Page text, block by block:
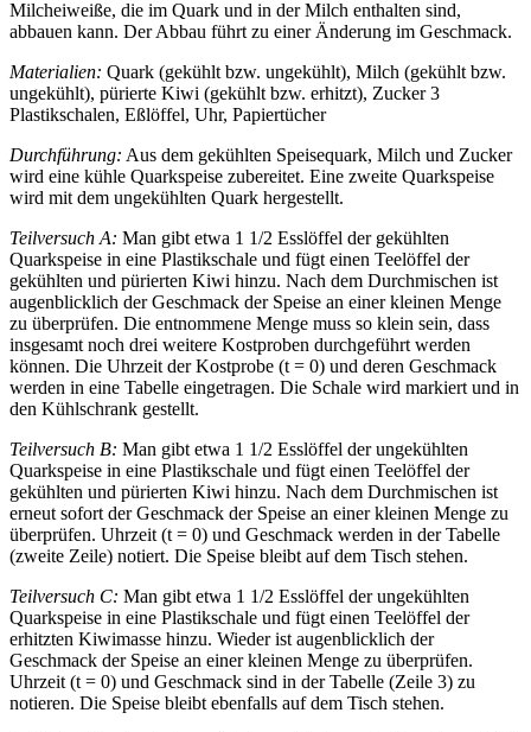
Milcheiweiße, die im Quark und in der Milch enthalten sind,
abbauen kann. Der Abbau führt zu einer Änderung im Geschmack.
Materialien: Quark (gekühlt bzw. ungekühlt), Milch (gekühlt bzw.
ungekühlt), pürierte Kiwi (gekühlt bzw. erhitzt), Zucker 3
Plastikschalen, Eßlöffel, Uhr, Papiertücher
Durchführung: Aus dem gekühlten Speisequark, Milch und Zucker
wird eine kühle Quarkspeise zubereitet. Eine zweite Quarkspeise
wird mit dem ungekühlten Quark hergestellt.
Teilversuch A: Man gibt etwa 1 1/2 Esslöffel der gekühlten
Quarkspeise in eine Plastikschale und fügt einen Teelöffel der
gekühlten und pürierten Kiwi hinzu. Nach dem Durchmischen ist
augenblicklich der Geschmack der Speise an einer kleinen Menge
zu überprüfen. Die entnommene Menge muss so klein sein, dass
insgesamt noch drei weitere Kostproben durchgeführt werden
können. Die Uhrzeit der Kostprobe (t = 0) und deren Geschmack
werden in eine Tabelle eingetragen. Die Schale wird markiert und in
den Kühlschrank gestellt.
Teilversuch B: Man gibt etwa 1 1/2 Esslöffel der ungekühlten
Quarkspeise in eine Plastikschale und fügt einen Teelöffel der
gekühlten und pürierten Kiwi hinzu. Nach dem Durchmischen ist
erneut sofort der Geschmack der Speise an einer kleinen Menge zu
überprüfen. Uhrzeit (t = 0) und Geschmack werden in der Tabelle
(zweite Zeile) notiert. Die Speise bleibt auf dem Tisch stehen.
Teilversuch C: Man gibt etwa 1 1/2 Esslöffel der ungekühlten
Quarkspeise in eine Plastikschale und fügt einen Teelöffel der
erhitzten Kiwimasse hinzu. Wieder ist augenblicklich der
Geschmack der Speise an einer kleinen Menge zu überprüfen.
Uhrzeit (t = 0) und Geschmack sind in der Tabelle (Zeile 3) zu
notieren. Die Speise bleibt ebenfalls auf dem Tisch stehen.